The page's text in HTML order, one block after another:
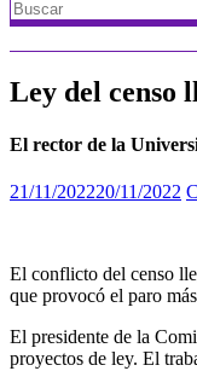
Ley del censo
El rector de la
21/11/202220/11/2022
El conflicto del censo
que provocó el paro
El presidente de la
proyectos de ley. El